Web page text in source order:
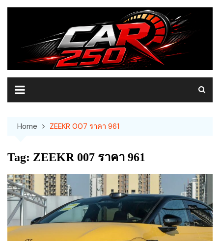
Skip
Home ZEEKR 007 ราคา 961
Tag: ZEEKR 007 ราคา 961